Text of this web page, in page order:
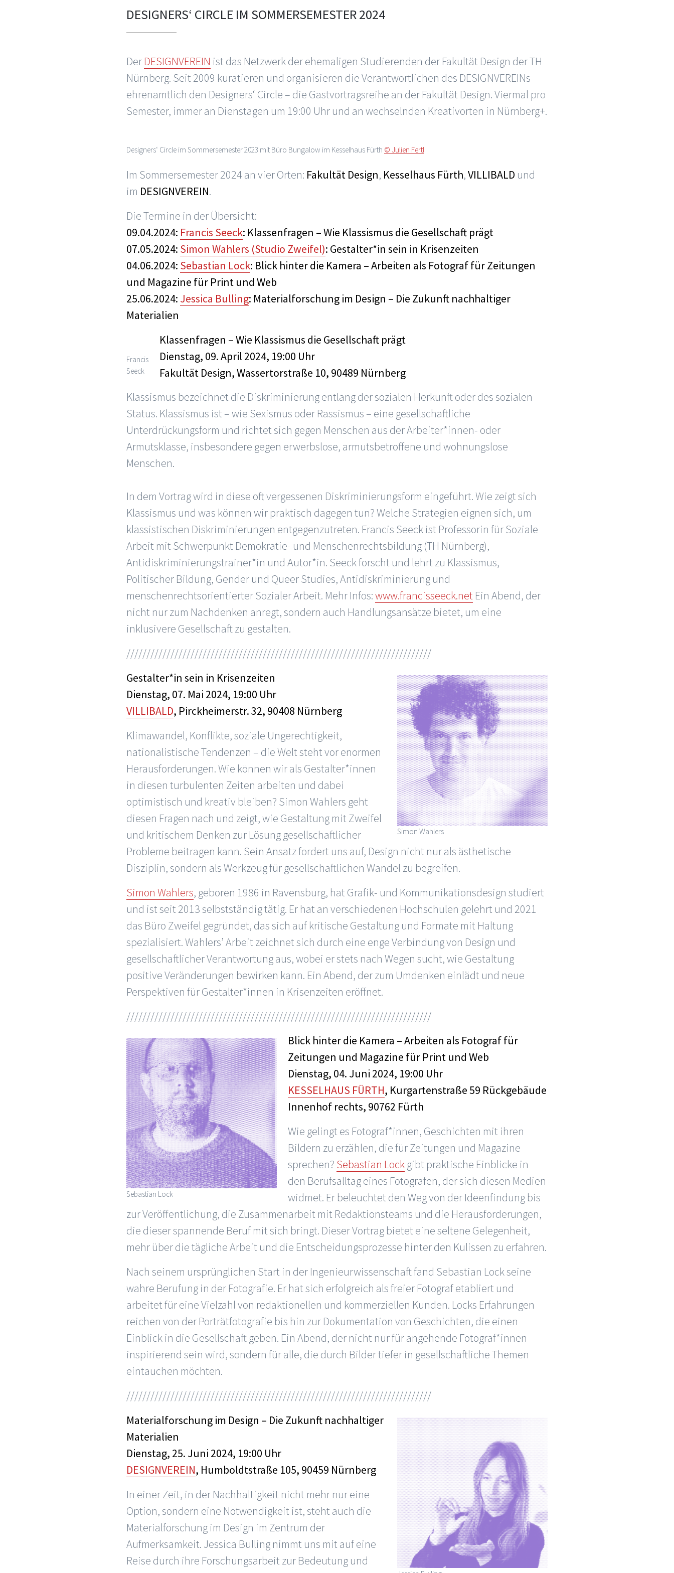
DESIGNERS‘ CIRCLE IM SOMMERSEMESTER 2024
Der DESIGNVEREIN ist das Netzwerk der ehemaligen Studierenden der Fakultät Design der TH
Nürnberg. Seit 2009 kuratieren und organisieren die Verantwortlichen des DESIGNVEREINs
ehrenamtlich den Designers‘ Circle – die Gastvortragsreihe an der Fakultät Design. Viermal pro
Semester, immer an Dienstagen um 19:00 Uhr und an wechselnden Kreativorten in Nürnberg+.
Designers‘ Circle im Sommersemester 2023 mit Büro Bungalow im Kesselhaus Fürth © Julien Fertl
Im Sommersemester 2024 an vier Orten: Fakultät Design, Kesselhaus Fürth,VILLIBALD und
im DESIGNVEREIN.
Die Termine in der Übersicht:
09.04.2024: Francis Seeck: Klassenfragen – Wie Klassismus die Gesellschaft prägt
07.05.2024: Simon Wahlers (Studio Zweifel): Gestalter*in sein in Krisenzeiten
04.06.2024: Sebastian Lock: Blick hinter die Kamera – Arbeiten als Fotograf für Zeitungen
und Magazine für Print und Web
25.06.2024: Jessica Bulling: Materialforschung im Design – Die Zukunft nachhaltiger
Materialien
Francis
Seeck
Klassenfragen – Wie Klassismus die Gesellschaft prägt
Dienstag, 09. April 2024, 19:00 Uhr
Fakultät Design, Wassertorstraße 10, 90489 Nürnberg
Klassismus bezeichnet die Diskriminierung entlang der sozialen Herkunft oder des sozialen
Status. Klassismus ist – wie Sexismus oder Rassismus – eine gesellschaftliche
Unterdrückungsform und richtet sich gegen Menschen aus der Arbeiter*innen- oder
Armutsklasse, insbesondere gegen erwerbslose, armutsbetroffene und wohnungslose
Menschen.
In dem Vortrag wird in diese oft vergessenen Diskriminierungsform eingeführt. Wie zeigt sich
Klassismus und was können wir praktisch dagegen tun? Welche Strategien eignen sich, um
klassistischen Diskriminierungen entgegenzutreten. Francis Seeck ist Professorin für Soziale
Arbeit mit Schwerpunkt Demokratie- und Menschenrechtsbildung (TH Nürnberg),
Antidiskriminierungstrainer*in und Autor*in. Seeck forscht und lehrt zu Klassismus,
Politischer Bildung, Gender und Queer Studies, Antidiskriminierung und
menschenrechtsorientierter Sozialer Arbeit. Mehr Infos:www.francisseeck.net Ein Abend, der
nicht nur zum Nachdenken anregt, sondern auch Handlungsansätze bietet, um eine
inklusivere Gesellschaft zu gestalten.
////////////////////////////////////////////////////////////////////////////
Simon Wahlers
Gestalter*in sein in Krisenzeiten
Dienstag, 07. Mai 2024, 19:00 Uhr
VILLIBALD, Pirckheimerstr. 32, 90408 Nürnberg
Klimawandel, Konflikte, soziale Ungerechtigkeit,
nationalistische Tendenzen – die Welt steht vor enormen
Herausforderungen. Wie können wir als Gestalter*innen
in diesen turbulenten Zeiten arbeiten und dabei
optimistisch und kreativ bleiben? Simon Wahlers geht
diesen Fragen nach und zeigt, wie Gestaltung mit Zweifel
und kritischem Denken zur Lösung gesellschaftlicher
Probleme beitragen kann. Sein Ansatz fordert uns auf, Design nicht nur als ästhetische
Disziplin, sondern als Werkzeug für gesellschaftlichen Wandel zu begreifen.
Simon Wahlers, geboren 1986 in Ravensburg, hat Grafik- und Kommunikationsdesign studiert
und ist seit 2013 selbstständig tätig. Er hat an verschiedenen Hochschulen gelehrt und 2021
das Büro Zweifel gegründet, das sich auf kritische Gestaltung und Formate mit Haltung
spezialisiert. Wahlers’ Arbeit zeichnet sich durch eine enge Verbindung von Design und
gesellschaftlicher Verantwortung aus, wobei er stets nach Wegen sucht, wie Gestaltung
positive Veränderungen bewirken kann. Ein Abend, der zum Umdenken einlädt und neue
Perspektiven für Gestalter*innen in Krisenzeiten eröffnet.
////////////////////////////////////////////////////////////////////////////
Sebastian Lock
Blick hinter die Kamera – Arbeiten als Fotograf für
Zeitungen und Magazine für Print und Web
Dienstag, 04. Juni 2024, 19:00 Uhr
KESSELHAUS FÜRTH, Kurgartenstraße 59 Rückgebäude
Innenhof rechts, 90762 Fürth
Wie gelingt es Fotograf*innen, Geschichten mit ihren
Bildern zu erzählen, die für Zeitungen und Magazine
sprechen? Sebastian Lock gibt praktische Einblicke in
den Berufsalltag eines Fotografen, der sich diesen Medien
widmet. Er beleuchtet den Weg von der Ideenfindung bis
zur Veröffentlichung, die Zusammenarbeit mit Redaktionsteams und die Herausforderungen,
die dieser spannende Beruf mit sich bringt. Dieser Vortrag bietet eine seltene Gelegenheit,
mehr über die tägliche Arbeit und die Entscheidungsprozesse hinter den Kulissen zu erfahren.
Nach seinem ursprünglichen Start in der Ingenieurwissenschaft fand Sebastian Lock seine
wahre Berufung in der Fotografie. Er hat sich erfolgreich als freier Fotograf etabliert und
arbeitet für eine Vielzahl von redaktionellen und kommerziellen Kunden. Locks Erfahrungen
reichen von der Porträtfotografie bis hin zur Dokumentation von Geschichten, die einen
Einblick in die Gesellschaft geben. Ein Abend, der nicht nur für angehende Fotograf*innen
inspirierend sein wird, sondern für alle, die durch Bilder tiefer in gesellschaftliche Themen
eintauchen möchten.
////////////////////////////////////////////////////////////////////////////
Materialforschung im Design – Die Zukunft nachhaltiger
Materialien
Dienstag, 25. Juni 2024, 19:00 Uhr
DESIGNVEREIN, Humboldtstraße 105, 90459 Nürnberg
In einer Zeit, in der Nachhaltigkeit nicht mehr nur eine
Option, sondern eine Notwendigkeit ist, steht auch die
Materialforschung im Design im Zentrum der
Aufmerksamkeit. Jessica Bulling nimmt uns mit auf eine
Reise durch ihre Forschungsarbeit zur Bedeutung und